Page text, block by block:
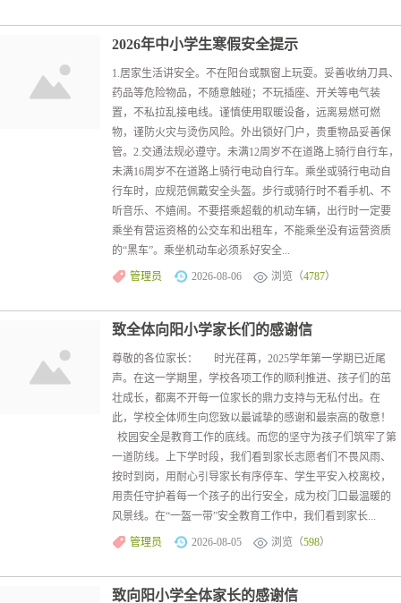
2026年中小学生寒假安全提示
1.居家生活讲安全。不在阳台或飘窗上玩耍。妥善收纳刀具、
药品等危险物品，不随意触碰；不玩插座、开关等电气装
置，不私拉乱接电线。谨慎使用取暖设备，远离易燃可燃
物，谨防火灾与烫伤风险。外出锁好门户，贵重物品妥善保
管。2.交通法规必遵守。未满12周岁不在道路上骑行自行车，
未满16周岁不在道路上骑行电动自行车。乘坐或骑行电动自
行车时，应规范佩戴安全头盔。步行或骑行时不看手机、不
听音乐、不嬉闹。不要搭乘超载的机动车辆，出行时一定要
乘坐有营运资格的公交车和出租车，不能乘坐没有运营资质
的“黑车”。乘坐机动车必须系好安全...
管理员 2026-08-06 浏览（4787）
致全体向阳小学家长们的感谢信
尊敬的各位家长： 时光荏苒，2025学年第一学期已近尾
声。在这一学期里，学校各项工作的顺利推进、孩子们的茁
壮成长，都离不开每一位家长的鼎力支持与无私付出。在
此，学校全体师生向您致以最诚挚的感谢和最崇高的敬意！
校园安全是教育工作的底线。而您的坚守为孩子们筑牢了第
一道防线。上下学时段，我们看到家长志愿者们不畏风雨、
按时到岗，用耐心引导家长有序停车、学生平安入校离校，
用责任守护着每一个孩子的出行安全，成为校门口最温暖的
风景线。在“一盔一带”安全教育工作中，我们看到家长...
管理员 2026-08-05 浏览（598）
致向阳小学全体家长的感谢信